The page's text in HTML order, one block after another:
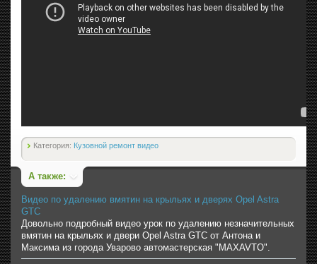
Категория: Кузовной ремонт видео
А также:
Видео по удалению вмятин на крыльях и дверях Opel Astra
GTC
Довольно подробный видео урок по удалению незначительных
вмятин на крыльях и двери Opel Astra GTC от Антона и
Максима из города Уварово автомастерская "MAXAVTO".